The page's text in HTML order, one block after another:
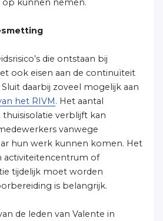
op kunnen nemen.
die ontstaan bij
ook eisen aan de continuïteit
daarbij zoveel mogelijk aan
het RIVM. Het aantal
verblijft kan
vanwege
hun werk kunnen komen. Het
activiteitencentrum of
tijdelijk moet worden
is belangrijk.
de leden van Valente in